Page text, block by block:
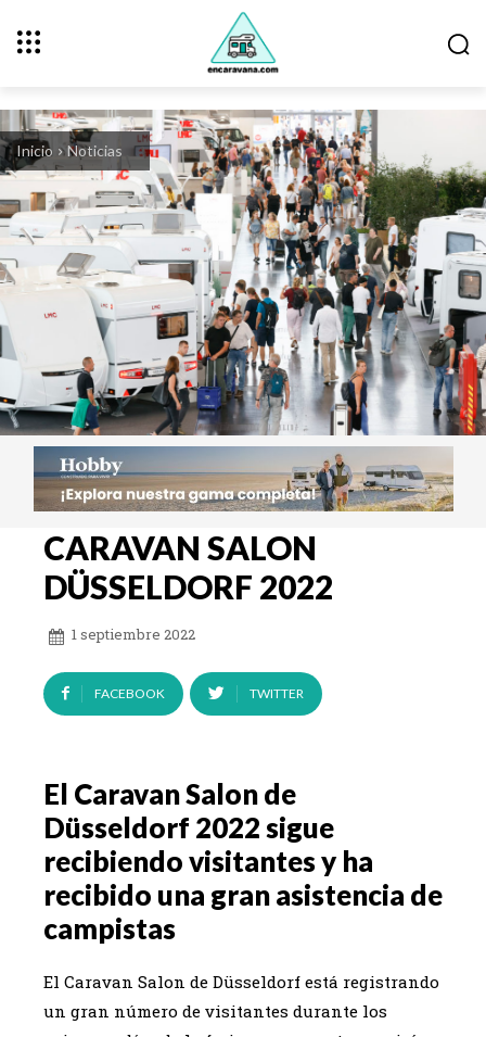
Inicio Noticias
CARAVAN SALON
DÜSSELDORF 2022
1 septiembre 2022
FACEBOOK TWITTER
El Caravan Salon de
Düsseldorf 2022 sigue
recibiendo visitantes y ha
recibido una gran asistencia de
campistas
El Caravan Salon de Düsseldorf está registrando
un gran número de visitantes durante los